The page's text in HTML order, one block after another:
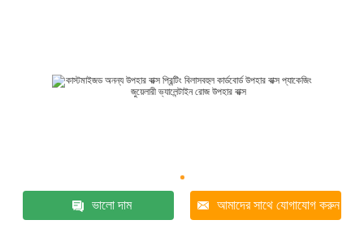
ভালো দাম আমাদের সাথে যোগাযোগ করুন